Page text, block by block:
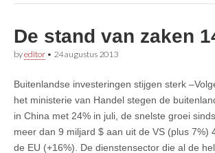
De stand van zaken
byeditor • 24 augustus 2013
Buitenlandse investeringen stijgen sterk
het ministerie van Handel stegen de
in China met 24% in juli, de snelste groei
meer dan 9 miljard $ aan uit de VS (plus 7%)
de EU (+16%). De dienstensector die al de